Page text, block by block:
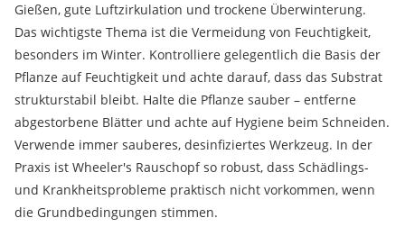
Gießen, gute Luftzirkulation und trockene Überwinterung.
Das wichtigste Thema ist die Vermeidung von Feuchtigkeit,
besonders im Winter. Kontrolliere gelegentlich die Basis der
Pflanze auf Feuchtigkeit und achte darauf, dass das Substrat
strukturstabil bleibt. Halte die Pflanze sauber – entferne
abgestorbene Blätter und achte auf Hygiene beim Schneiden.
Verwende immer sauberes, desinfiziertes Werkzeug. In der
Praxis ist Wheeler's Rauschopf so robust, dass Schädlings-
und Krankheitsprobleme praktisch nicht vorkommen, wenn
die Grundbedingungen stimmen.